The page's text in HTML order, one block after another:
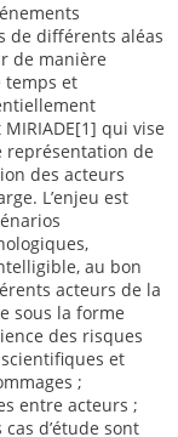
de différents aléas
de manière
temps et
qui vise
représentation de
des acteurs
L’enjeu est
au bon
acteurs de la
sous la forme
des risques
et
;
entre acteurs ;
d’étude sont